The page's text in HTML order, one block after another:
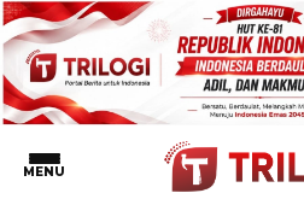
MENU